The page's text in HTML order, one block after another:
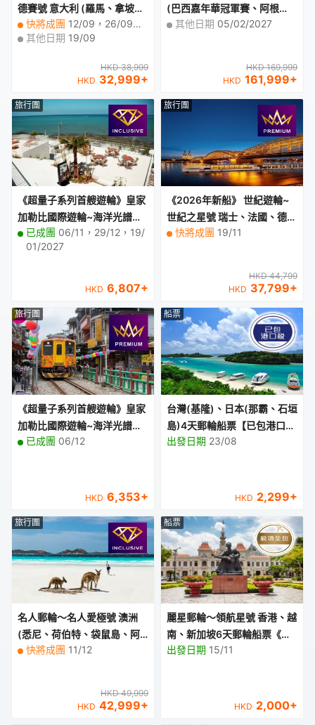
德賽號 意大利 (羅馬、拿坡
里)、希臘 (聖淘維尼島、米可
諾斯島)、土耳其(古薩達斯) 1
快將成團 12/09，26/09，03/10
其他日期 19/09
HKD 38,999
HKD 32,999+
(巴西嘉年華冠軍賽、阿根
廷)、南極洲21天郵輪假期
其他日期 05/02/2027
HKD 169,999
HKD 161,999+
旅行團
《超量子系列首艘遊輪》皇家
加勒比國際遊輪~海洋光譜號
香港、日本(那霸)~停留1晚6
天豪華郵輪假期【優遊全包】
已成團 06/11，29/12，19/
01/2027
HKD 6,807+
旅行團
《2026年新船》 世紀遊輪~
世紀之星號 瑞士、法國、德
國、荷蘭10天萊茵河假期
快將成團 19/11
HKD 44,799
HKD 37,799+
旅行團
《超量子系列首艘遊輪》皇家
加勒比國際遊輪~海洋光譜號
香港、日本(那霸)、台灣(基
已成團 06/12
HKD 6,353+
船票
台灣(基隆)、日本(那霸、石垣
島)4天郵輪船票【已包港口
稅】【台灣基隆郵輪碼頭往
出發日期 23/08
HKD 2,299+
旅行團
名人郵輪～名人愛極號 澳洲
(悉尼、荷伯特、袋鼠島、阿
德萊德、墨爾本) 12天豪華郵
快將成團 11/12
HKD 49,999
HKD 42,999+
船票
麗星郵輪～領航星號 香港、越
南、新加坡6天郵輪船票《香
港尖沙咀海運碼頭啟航，新加
出發日期 15/11
HKD 2,000+